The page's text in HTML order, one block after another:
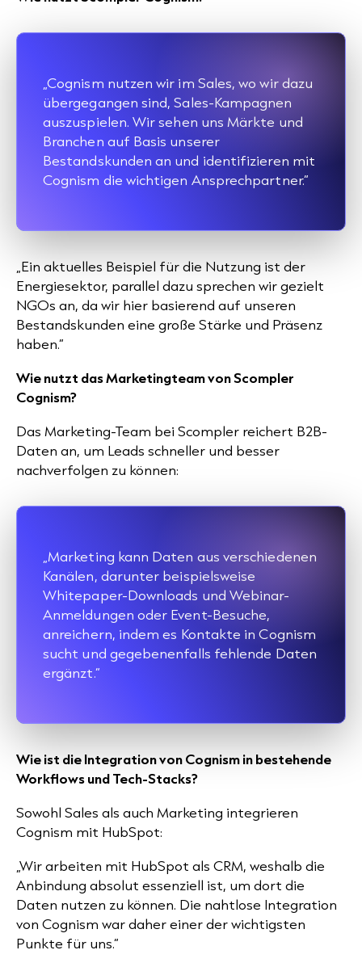
„Cognism nutzen wir im Sales, wo wir dazu
übergegangen sind, Sales-Kampagnen
auszuspielen. Wir sehen uns Märkte und
Branchen auf Basis unserer
Bestandskunden an und identifizieren mit
Cognism die wichtigen Ansprechpartner.“
„Ein aktuelles Beispiel für die Nutzung ist der
Energiesektor, parallel dazu sprechen wir gezielt
NGOs an, da wir hier basierend auf unseren
Bestandskunden eine große Stärke und Präsenz
haben.“
Wie nutzt das Marketingteam von Scompler
Cognism?
Das Marketing-Team bei Scompler reichert B2B-
Daten an, um Leads schneller und besser
nachverfolgen zu können:
„Marketing kann Daten aus verschiedenen
Kanälen, darunter beispielsweise
Whitepaper-Downloads und Webinar-
Anmeldungen oder Event-Besuche,
anreichern, indem es Kontakte in Cognism
sucht und gegebenenfalls fehlende Daten
ergänzt.“
Wie ist die Integration von Cognism in bestehende
Workflows und Tech-Stacks?
Sowohl Sales als auch Marketing integrieren
Cognism mit HubSpot:
„Wir arbeiten mit HubSpot als CRM, weshalb die
Anbindung absolut essenziell ist, um dort die
Daten nutzen zu können. Die nahtlose Integration
von Cognism war daher einer der wichtigsten
Punkte für uns.“